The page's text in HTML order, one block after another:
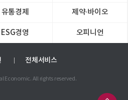
유통경제 제약∙바이오
ESG경영 오피니언
전체서비스
Economic. All rights reserved.